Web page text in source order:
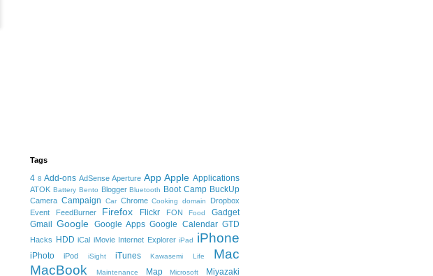
Tags
4 8 Add-ons AdSense Aperture App Apple Applications
ATOK Battery Bento Blogger Bluetooth Boot Camp BuckUp
Camera Campaign Car Chrome Cooking domain
Dropbox
Event
FeedBurner Firefox Flickr FON Food
Gadget
Gmail
Google Google Apps Google Calendar GTD
Hacks HDD iCal iMovie Internet Explorer iPad iPhone
iPhoto iPod iSight iTunes Kawasemi Life
Mac
MacBook
Maintenance Map Microsoft
Miyazaki